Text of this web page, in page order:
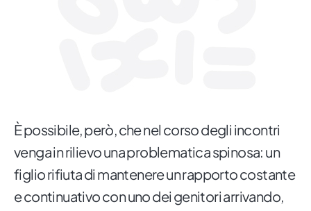
È possibile, però, che nel corso degli incontri
venga in rilievo una problematica spinosa: un
figlio rifiuta di mantenere un rapporto costante
e continuativo con uno dei genitori arrivando,